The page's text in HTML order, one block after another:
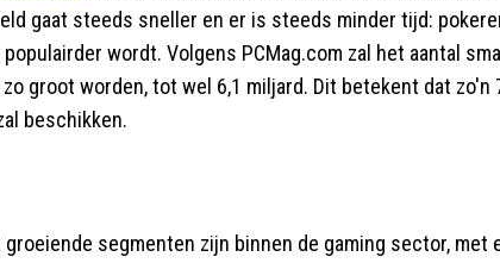
gaat steeds sneller en er is steeds minder tijd:
wordt. Volgens PCMag.com zal het aantal
groot worden, tot wel 6,1 miljard. Dit betekent dat zo'n
beschikken.
segmenten zijn binnen de gaming sector, met